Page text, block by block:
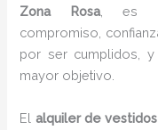
Zona Rosa, es
compromiso,
por ser cumplidos, y
mayor objetivo.
El alquiler de vestidos